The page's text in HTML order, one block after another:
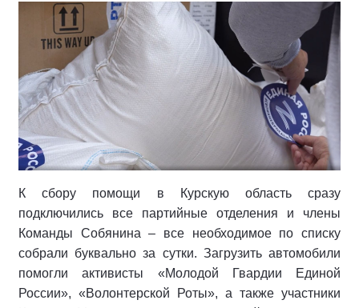
К сбору помощи в Курскую область сразу
подключились все партийные отделения и члены
Команды Собянина – все необходимое по списку
собрали буквально за сутки. Загрузить автомобили
помогли активисты «Молодой Гвардии Единой
России», «Волонтерской Роты», а также участники